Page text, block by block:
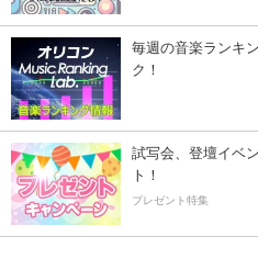
毎週の音楽ランキ
ク！
試写会、登壇イベ
ト！
プレゼント特集